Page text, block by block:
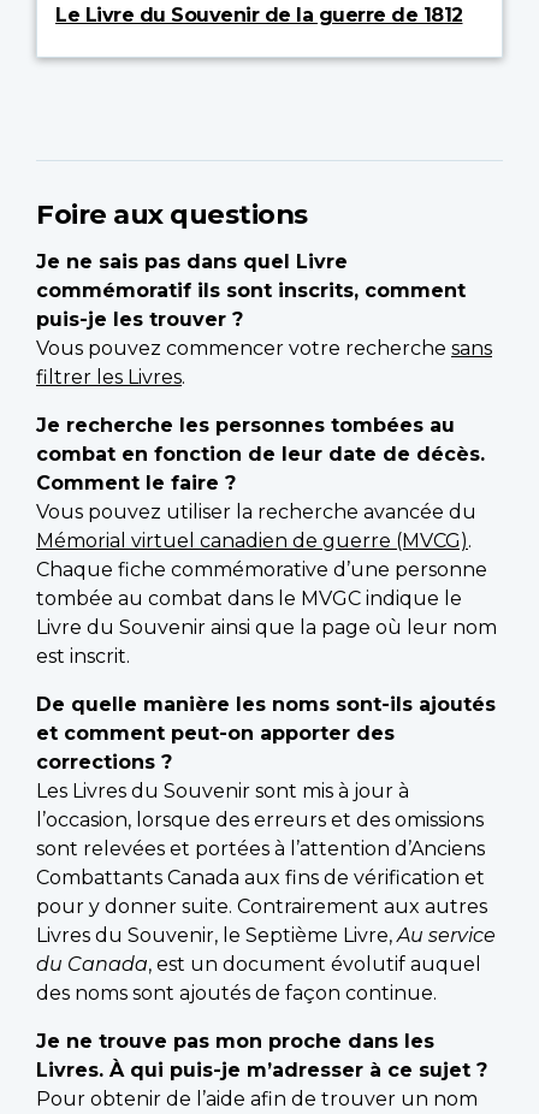
Le Livre du Souvenir de la guerre de 1812
Foire aux questions
Je ne sais pas dans quel Livre
commémoratif ils sont inscrits, comment
puis-je les trouver ?
Vous pouvez commencer votre recherche sans
filtrer les Livres.
Je recherche les personnes tombées au
combat en fonction de leur date de décès.
Comment le faire ?
Vous pouvez utiliser la recherche avancée du
Mémorial virtuel canadien de guerre (MVCG).
Chaque fiche commémorative d’une personne
tombée au combat dans le MVGC indique le
Livre du Souvenir ainsi que la page où leur nom
est inscrit.
De quelle manière les noms sont-ils ajoutés
et comment peut-on apporter des
corrections ?
Les Livres du Souvenir sont mis à jour à
l’occasion, lorsque des erreurs et des omissions
sont relevées et portées à l’attention d’Anciens
Combattants Canada aux fins de vérification et
pour y donner suite. Contrairement aux autres
Livres du Souvenir, le Septième Livre,Au service
du Canada, est un document évolutif auquel
des noms sont ajoutés de façon continue.
Je ne trouve pas mon proche dans les
Livres. À qui puis-je m’adresser à ce sujet ?
Pour obtenir de l’aide afin de trouver un nom